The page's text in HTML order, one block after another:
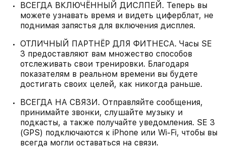
ВСЕГДА ВКЛЮЧЁННЫЙ ДИСЛПЕЙ. Теперь вы
можете узнавать время и видеть циферблат, не
поднимая запястья для включения дисплея.
ОТЛИЧНЫЙ ПАРТНЁР ДЛЯ ФИТНЕСА. Часы SE
3 предоставляют вам множество способов
отслеживать свои тренировки. Благодаря
показателям в реальном времени вы будете
достигать своих целей, как никогда раньше.
ВСЕГДА НА СВЯЗИ. Отправляйте сообщения,
принимайте звонки, слушайте музыку и
подкасты, а также получайте уведомления. SE 3
(GPS) подключаются к iPhone или Wi‑Fi, чтобы вы
всегда могли оставаться на связи.